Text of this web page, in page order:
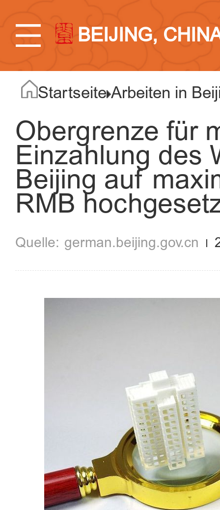
BEIJING,
Startseite Arbeiten in
Obergrenze für
Einzahlung des
Beijing auf
RMB
german.beijing.gov.cn